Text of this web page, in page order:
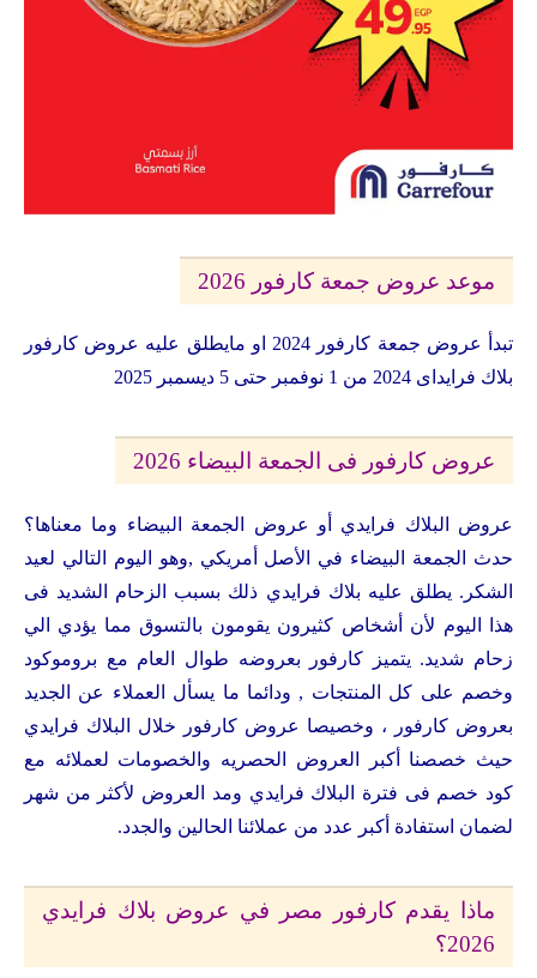
موعد عروض جمعة كارفور 2026
تبدأ عروض جمعة كارفور 2024 او مايطلق عليه عروض كارفور
بلاك فرايداى 2024 من 1 نوفمبر حتى 5 ديسمبر 2025
عروض كارفور فى الجمعة البيضاء 2026
عروض البلاك فرايدي أو عروض الجمعة البيضاء وما معناها؟
حدث الجمعة البيضاء في الأصل أمريكي ,وهو اليوم التالي لعيد
الشكر. يطلق عليه بلاك فرايدي ذلك بسبب الزحام الشديد فى
هذا اليوم لأن أشخاص كثيرون يقومون بالتسوق مما يؤدي الي
زحام شديد. يتميز كارفور بعروضه طوال العام مع بروموكود
وخصم على كل المنتجات , ودائما ما يسأل العملاء عن الجديد
بعروض كارفور ، وخصيصا عروض كارفور خلال البلاك فرايدي
حيث خصصنا أكبر العروض الحصريه والخصومات لعملائه مع
كود خصم فى فترة البلاك فرايدي ومد العروض لأكثر من شهر
لضمان استفادة أكبر عدد من عملائنا الحالين والجدد.
ماذا يقدم كارفور مصر في عروض بلاك فرايدي
2026؟